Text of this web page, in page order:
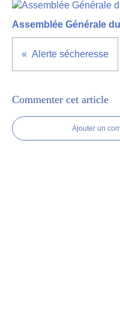
Assemblée Générale
Alerte sécheresse
Commenter cet article
Ajouter un